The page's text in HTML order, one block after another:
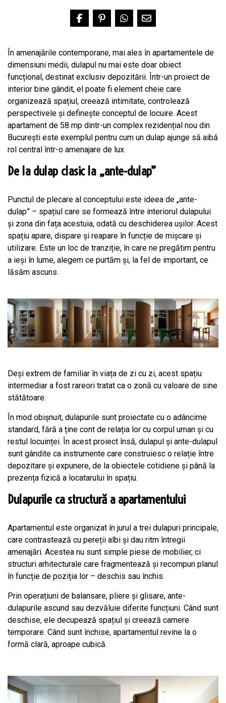
În amenajările contemporane, mai ales în apartamentele de
dimensiuni medii, dulapul nu mai este doar obiect
funcțional, destinat exclusiv depozitării. Într-un proiect de
interior bine gândit, el poate fi element cheie care
organizează spațiul, creează intimitate, controlează
perspectivele și definește conceptul de locuire. Acest
apartament de 58 mp dintr-un complex rezidențial nou din
București este exemplul pentru cum un dulap ajunge să aibă
rol central într-o amenajare de lux.
De la dulap clasic la „ante-dulap”
Punctul de plecare al conceptului este ideea de „ante-
dulap” – spațiul care se formează între interiorul dulapului
și zona din fața acestuia, odată cu deschiderea ușilor. Acest
spațiu apare, dispare și reapare în funcție de mișcare și
utilizare. Este un loc de tranziție, în care ne pregătim pentru
a ieși în lume, alegem ce purtăm și, la fel de important, ce
lăsăm ascuns.
Deși extrem de familiar în viața de zi cu zi, acest spațiu
intermediar a fost rareori tratat ca o zonă cu valoare de sine
stătătoare.
În mod obișnuit, dulapurile sunt proiectate cu o adâncime
standard, fără a ține cont de relația lor cu corpul uman și cu
restul locuinței. În acest proiect însă, dulapul și ante-dulapul
sunt gândite ca instrumente care construiesc o relație între
depozitare și expunere, de la obiectele cotidiene și până la
prezența fizică a locatarului în spațiu.
Dulapurile ca structură a apartamentului
Apartamentul este organizat în jurul a trei dulapuri principale,
care contrastează cu pereții albi și dau ritm întregii
amenajări. Acestea nu sunt simple piese de mobilier, ci
structuri arhitecturale care fragmentează și recompun planul
în funcție de poziția lor – deschis sau închis.
Prin operațiuni de balansare, pliere și glisare, ante-
dulapurile ascund sau dezvăluie diferite funcțiuni. Când sunt
deschise, ele decupează spațiul și creează camere
temporare. Când sunt închise, apartamentul revine la o
formă clară, aproape cubică.